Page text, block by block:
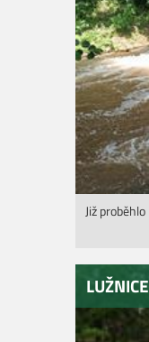
Již proběhlo
LUŽNICE